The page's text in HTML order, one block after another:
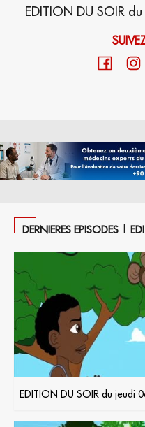
EDITION DU SOIR
DERNIERES EPISODES |
EDITION DU SOIR du jeudi